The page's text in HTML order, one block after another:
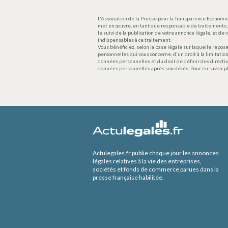
L'Association de la Presse pour la Transparence
met en œuvre, en tant que responsable de
le suivi de la publication de votre annonce légale, et
indispensables à ce traitement.
Vous bénéficiez, selon la base légale sur laquelle
personnelles qui vous concerne, d'un droit à la
données personnelles et du droit de définir des
données personnelles après son décès. Pour en savoir
Actulegales.fr publie chaque jour les annonces
légales relatives à la vie des entreprises,
sociétés et fonds de commerce parues dans la
presse française habilitée.